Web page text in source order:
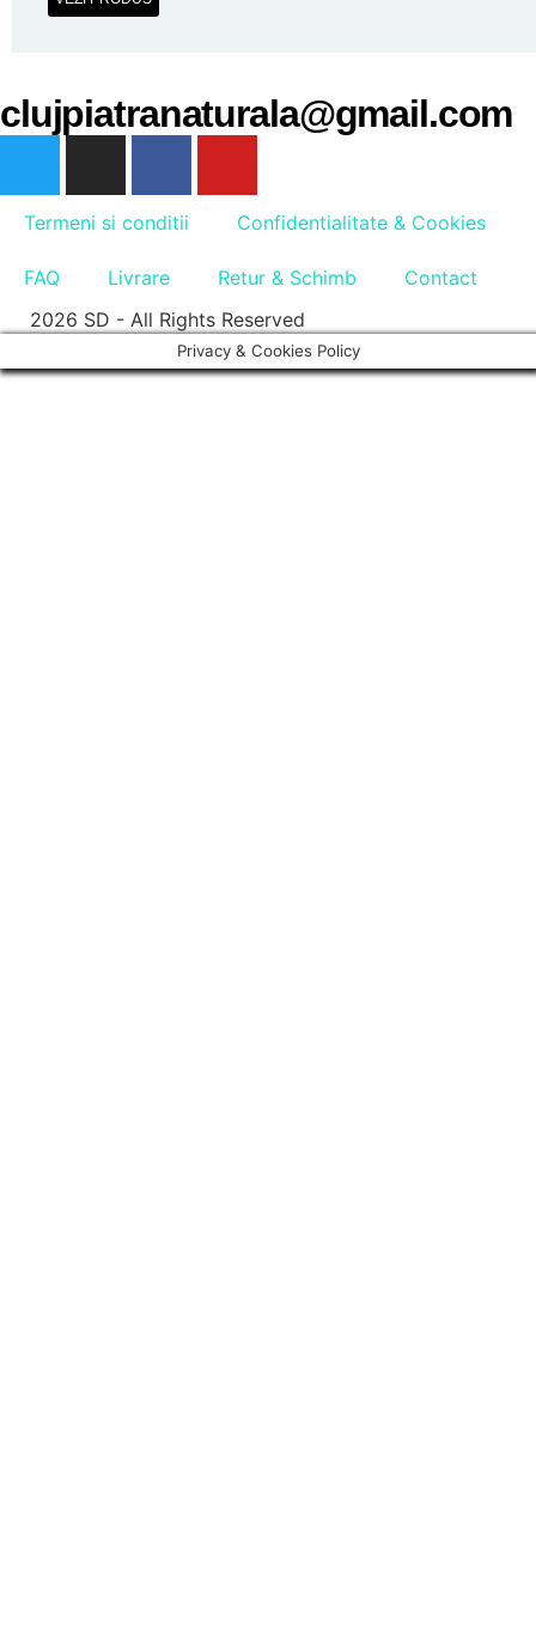
clujpiatranaturala@gmail.com
2026 SD - All Rights Reserved
Termeni si conditii Confidentialitate & Cookies
FAQ Livrare Retur & Schimb Contact
Privacy & Cookies Policy